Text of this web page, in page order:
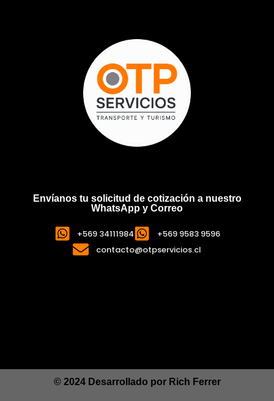
Envíanos tu solicitud de cotización a nuestro
WhatsApp y Correo
+569 34111984
+569 9583 9596
contacto@otpservicios.cl
© 2024 Desarrollado por Rich Ferrer